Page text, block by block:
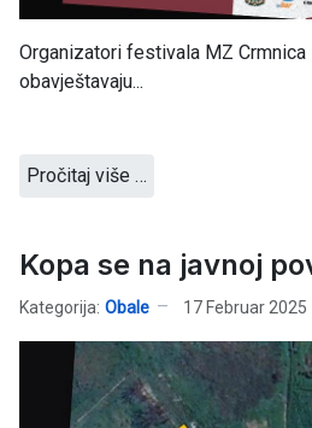
Organizatori festivala MZ Crmnica
obavještavaju...
Pročitaj više …
Kopa se na javnoj
Kategorija: Obale 17 Februar 2025